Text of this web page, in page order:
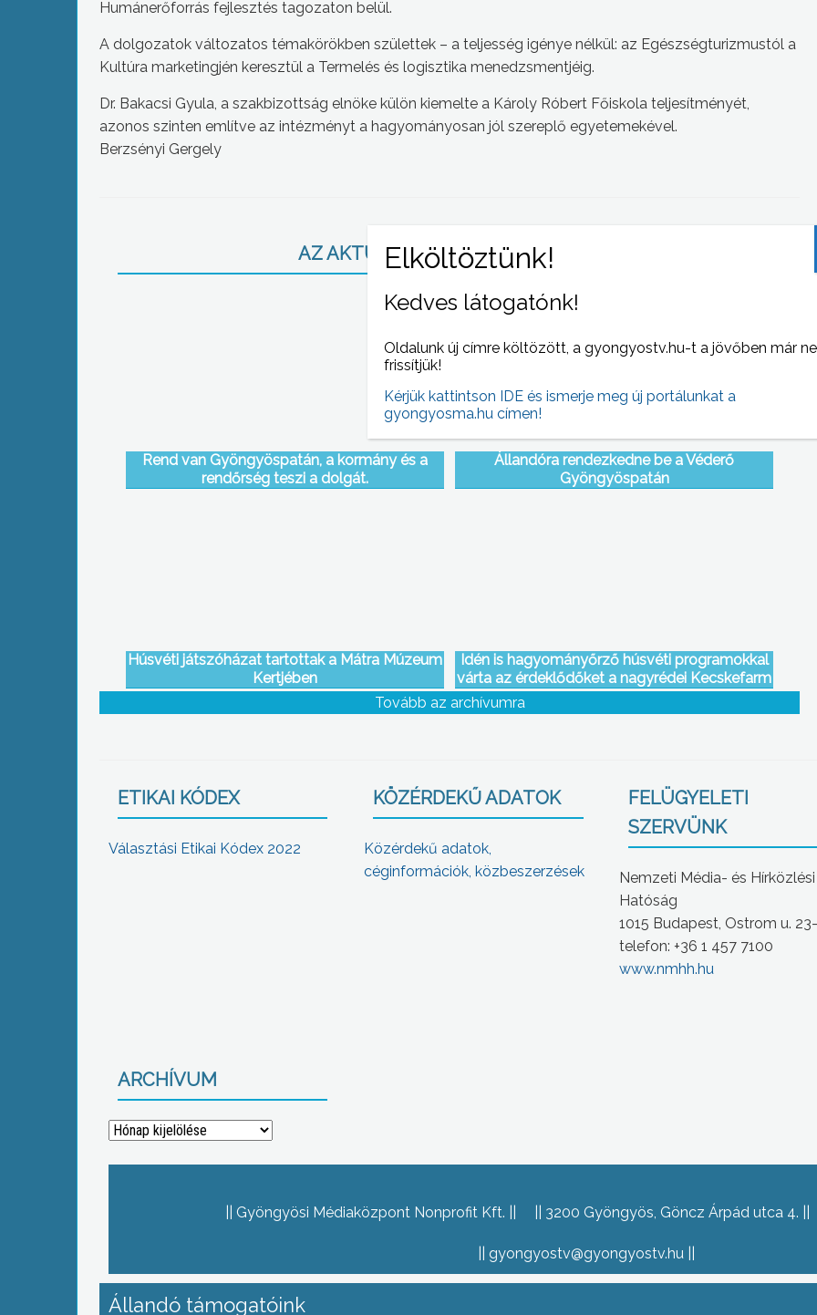
Humánerőforrás fejlesztés tagozaton belül.
A dolgozatok változatos témakörökben születtek – a teljesség igénye nélkül: az Egészségturizmustól a
Kultúra marketingjén keresztül a Termelés és logisztika menedzsmentjéig.
Dr. Bakacsi Gyula, a szakbizottság elnöke külön kiemelte a Károly Róbert Főiskola teljesítményét,
azonos szinten említve az intézményt a hagyományosan jól szereplő egyetemekével.
Berzsényi Gergely
AZ AKTUÁLIS NAPI HÍREI
Rend van Gyöngyöspatán, a kormány és a
rendőrség teszi a dolgát.
Állandóra rendezkedne be a Véderő
Gyöngyöspatán
Húsvéti játszóházat tartottak a Mátra Múzeum
Kertjében
Idén is hagyományőrző húsvéti programokkal
várta az érdeklődőket a nagyrédei Kecskefarm
Tovább az archívumra
ETIKAI KÓDEX
Választási Etikai Kódex 2022
KÖZÉRDEKŰ ADATOK
Közérdekű adatok,
céginformációk, közbeszerzések
FELÜGYELETI
SZERVÜNK
Nemzeti Média- és Hírközlési
Hatóság
1015 Budapest, Ostrom u.
telefon: +36 1 457 7100
www.nmhh.hu
ARCHÍVUM
Archívum
Gyöngyösi Médiaközpont Nonprofit Kft. 3200 Gyöngyös, Göncz Árpád utca 4.
gyongyostv@gyongyostv.hu
Állandó támogatóink
Kedves látogatónk!
Oldalunk új címre költözött, a gyongyostv.hu-t a jövőben már
frissítjük!
Kérjük kattintson IDE és ismerje meg új portálunkat a
gyongyosma.hu címen!